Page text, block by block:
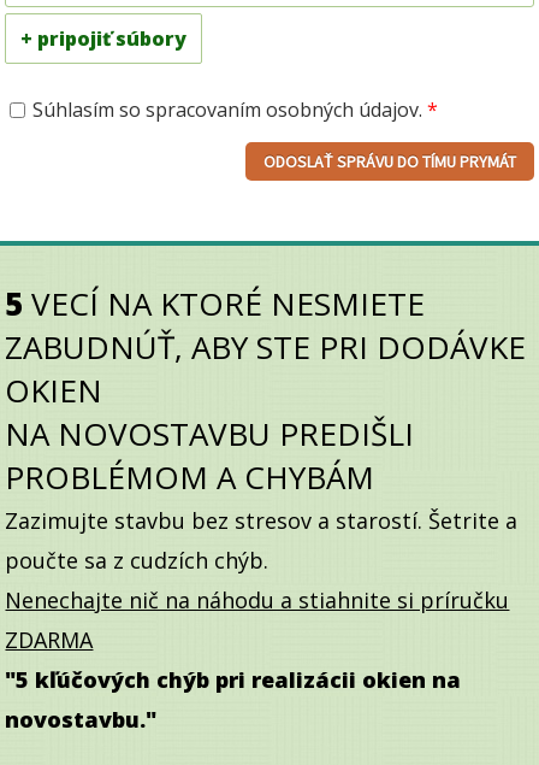
+ pripojiť súbory
Súhlasím so spracovaním osobných údajov.*
5 VECÍ NA KTORÉ NESMIETE
ZABUDNÚŤ, ABY STE PRI DODÁVKE
OKIEN
NA NOVOSTAVBU PREDIŠLI
PROBLÉMOM A CHYBÁM
Zazimujte stavbu bez stresov a starostí. Šetrite a
poučte sa z cudzích chýb.
Nenechajte nič na náhodu a stiahnite si príručku
ZDARMA
"5 kľúčových chýb pri realizácii okien na
novostavbu."